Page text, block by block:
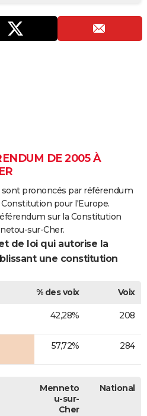
DE 2005 À
sont prononcés par référendum
pour l'Europe.
sur la Constitution
sur-Cher.
de loi qui autorise la
une constitution
% des voix
Voix
42,28% 208
57,72% 284
Menneto
u-sur-
Cher
National